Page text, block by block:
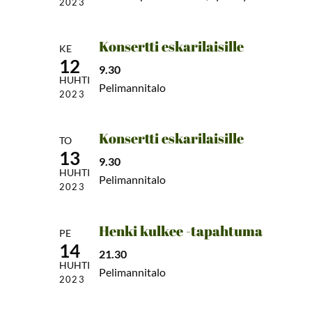
KE
12
HUHTI
2023
Konsertti eskarilaisille
9.30
Pelimannitalo
TO
13
HUHTI
2023
Konsertti eskarilaisille
9.30
Pelimannitalo
PE
14
HUHTI
2023
Henki kulkee -tapahtuma
21.30
Pelimannitalo